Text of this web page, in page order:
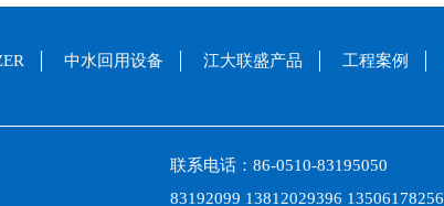
中水回用设备 江大联盛产品 工程案例
联系电话：86-0510-83195050
83192099 13812029396 13506178256